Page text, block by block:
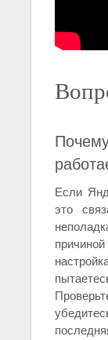
Если
это